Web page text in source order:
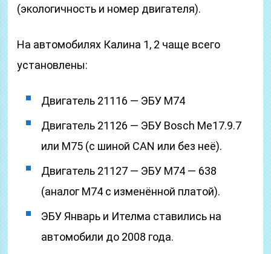
(экологичность и номер двигателя).
На автомобилях Калина 1, 2 чаще всего
установлены:
Двигатель 21116 — ЭБУ М74
Двигатель 21126 — ЭБУ Bosch Me17.9.7
или М75 (с шиной CAN или без неё).
Двигатель 21127 — ЭБУ М74 — 638
(аналог М74 с изменённой платой).
ЭБУ Январь и Ителма ставились на
автомобили до 2008 года.